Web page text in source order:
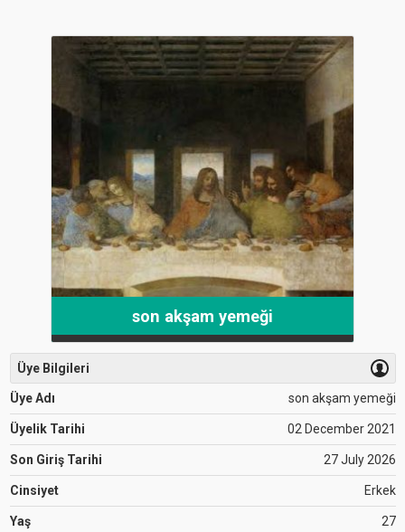
son akşam yemeği
Üye Bilgileri
Üye Adı son akşam yemeği
Üyelik Tarihi 02 December 2021
Son Giriş Tarihi 27 July 2026
Cinsiyet Erkek
Yaş 27